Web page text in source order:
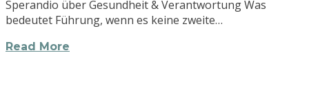
Sperandio über Gesundheit & Verantwortung Was
bedeutet Führung, wenn es keine zweite…
Read More